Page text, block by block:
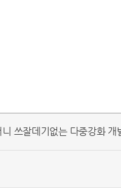
쓰잘데기없는 다중강화 개